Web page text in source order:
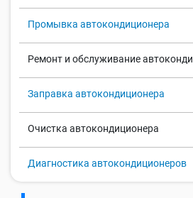
Промывка автокондиционера
Ремонт и обслуживание
Заправка автокондиционера
Очистка автокондиционера
Диагностика автокондиционеров